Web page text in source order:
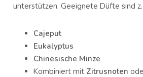
unterstützen. Geeignete Düfte sind z.
Cajeput
Eukalyptus
Chinesische Minze
Kombiniert mit Zitrusnoten